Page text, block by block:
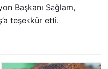
Başkanı Sağlam,
teşekkür etti.